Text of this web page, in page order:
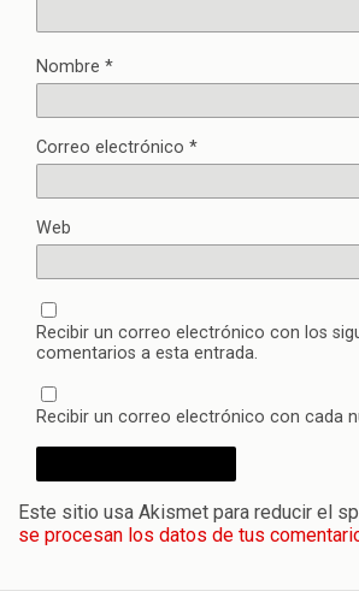
Nombre *
Correo electrónico *
Web
Recibir un correo electrónico con los
comentarios a esta entrada.
Recibir un correo electrónico con cada
Este sitio usa Akismet para reducir el
se procesan los datos de tus